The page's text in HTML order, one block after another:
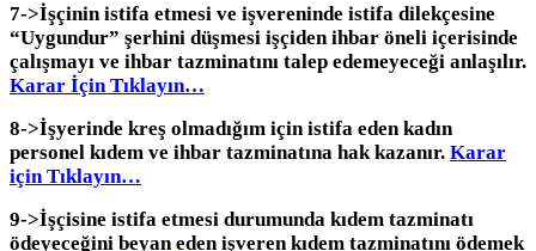
7->İşçinin istifa etmesi ve işvereninde istifa dilekçesine
“Uygundur” şerhini düşmesi işçiden ihbar öneli içerisinde
çalışmayı ve ihbar tazminatını talep edemeyeceği anlaşılır.
Karar İçin Tıklayın…
8->İşyerinde kreş olmadığım için istifa eden kadın
personel kıdem ve ihbar tazminatına hak kazanır. Karar
için Tıklayın…
9->İşçisine istifa etmesi durumunda kıdem tazminatı
ödeyeceğini beyan eden işveren kıdem tazminatını ödemek